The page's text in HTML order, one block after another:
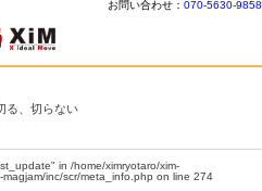
お問い合わせ： 070-5630-9858
る、切らない
in /home/ximryotaro/xim-
inc/scr/meta_info.php on line 274